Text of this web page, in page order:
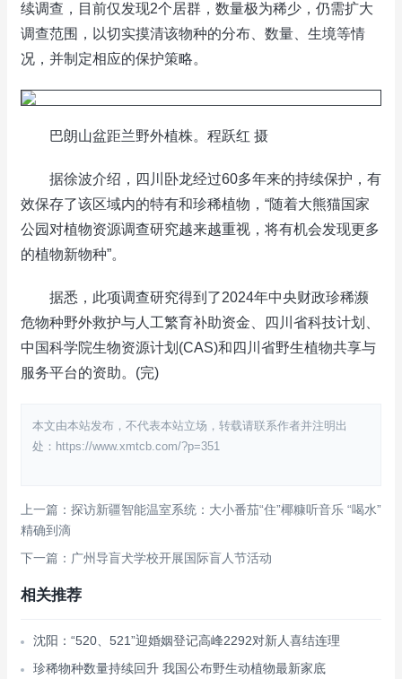
续调查，目前仅发现2个居群，数量极为稀少，仍需扩大
调查范围，以切实摸清该物种的分布、数量、生境等情
况，并制定相应的保护策略。
巴朗山盆距兰野外植株。程跃红 摄
据徐波介绍，四川卧龙经过60多年来的持续保护，有
效保存了该区域内的特有和珍稀植物，“随着大熊猫国家
公园对植物资源调查研究越来越重视，将有机会发现更多
的植物新物种”。
据悉，此项调查研究得到了2024年中央财政珍稀濒
危物种野外救护与人工繁育补助资金、四川省科技计划、
中国科学院生物资源计划(CAS)和四川省野生植物共享与
服务平台的资助。(完)
本文由本站发布，不代表本站立场，转载请联系作者并注明出
处：https://www.xmtcb.com/?p=351
上一篇：探访新疆智能温室系统：大小番茄“住”椰糠听音乐 “喝水”
精确到滴
下一篇：广州导盲犬学校开展国际盲人节活动
相关推荐
沈阳：“520、521”迎婚姻登记高峰2292对新人喜结连理
珍稀物种数量持续回升 我国公布野生动植物最新家底